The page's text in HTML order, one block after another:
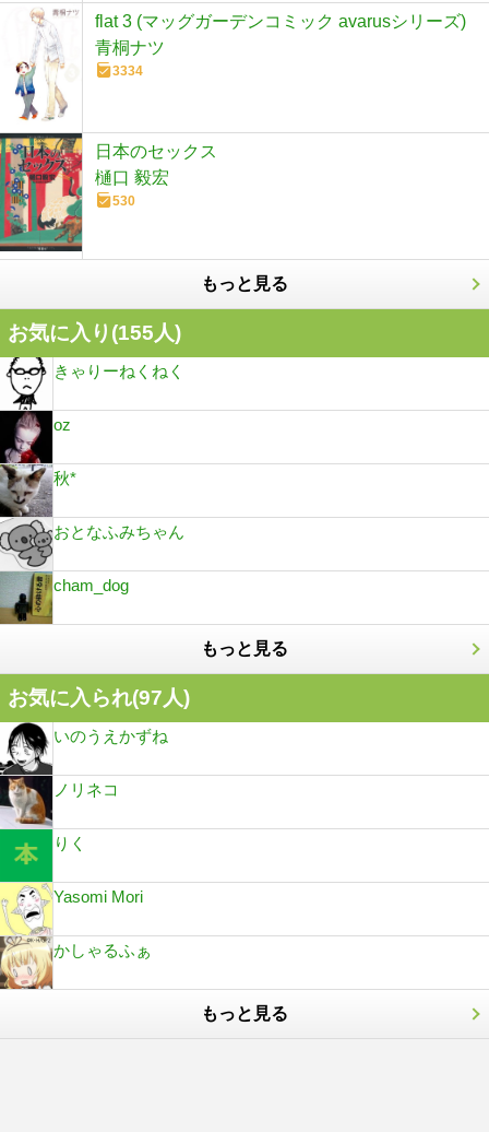
flat 3 (マッグガーデンコミック avarusシリーズ)
青桐ナツ
3334
日本のセックス
樋口 毅宏
530
もっと見る
お気に入り(155人)
きゃりーねくねく
oz
秋*
おとなふみちゃん
cham_dog
もっと見る
お気に入られ(97人)
いのうえかずね
ノリネコ
りく
Yasomi Mori
かしゃるふぁ
もっと見る